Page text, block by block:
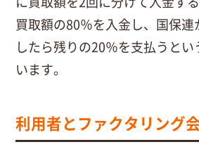
買取額の80％を入金し、国保
したら残りの20％を支払うと
います。
利用者とファクタリング